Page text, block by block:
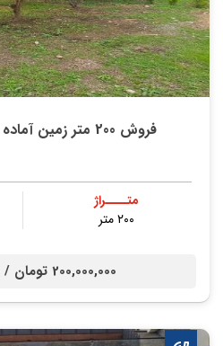
فروش 200 متر زمین آماده ساخت در شهرک قو
متــــراژ
۲۰۰ متر
200,000,000 تومان /